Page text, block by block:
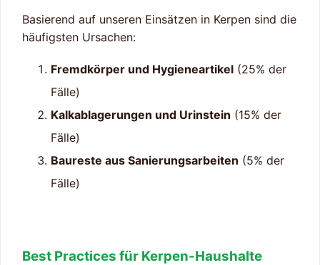
Basierend auf unseren Einsätzen in Kerpen sind die
häufigsten Ursachen:
Fremdkörper und Hygieneartikel (25% der
Fälle)
Kalkablagerungen und Urinstein (15% der
Fälle)
Baureste aus Sanierungsarbeiten (5% der
Fälle)
Best Practices für Kerpen-Haushalte